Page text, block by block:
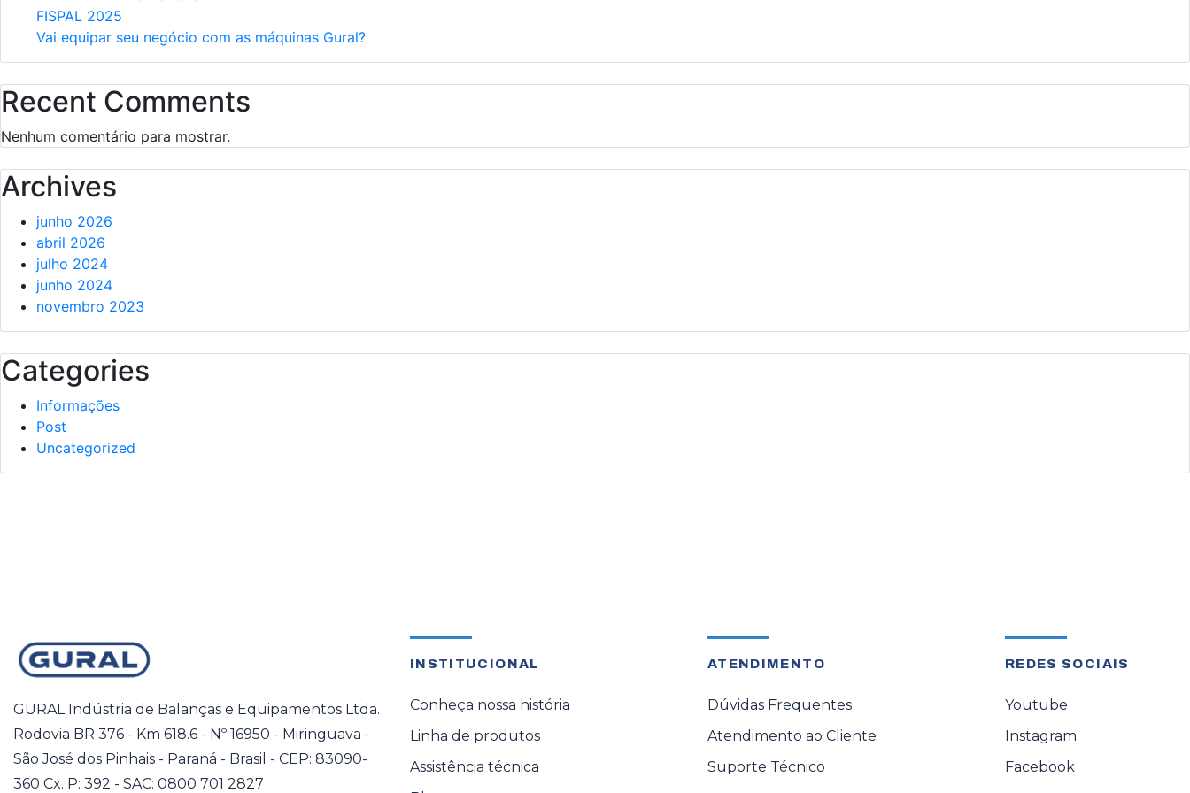
FISPAL 2025
Vai equipar seu negócio com as máquinas Gural?
Recent Comments
Nenhum comentário para mostrar.
Archives
junho 2026
abril 2026
julho 2024
junho 2024
novembro 2023
Categories
Informações
Post
Uncategorized
GURAL Indústria de Balanças e Equipamentos Ltda.
Rodovia BR 376 - Km 618.6 - Nº 16950 - Miringuava -
São José dos Pinhais - Paraná - Brasil - CEP: 83090-
360 Cx. P: 392 - SAC: 0800 701 2827
INSTITUCIONAL
Conheça nossa história
Linha de produtos
Assistência técnica
ATENDIMENTO
Dúvidas Frequentes
Atendimento ao Cliente
Suporte Técnico
REDES SOCIAIS
Youtube
Instagram
Facebook